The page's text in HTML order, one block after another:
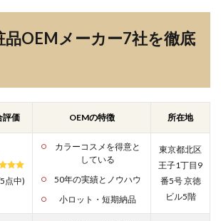
品OEMメーカー7社を徹底
評価 OEMの特徴 所在地
点中)
カラーコスメを得意と
している
50年の実績とノウハウ
小ロット・短期納品
東京都北区
王子1丁目9
番5号 京徳
ビル5階